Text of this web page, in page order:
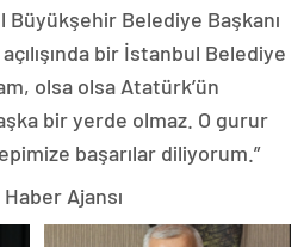
Belediye Başkanı
bir İstanbul Belediye
olsa olsa Atatürk’ün
bir yerde olmaz. O gurur
başarılar diliyorum.”
Ajansı